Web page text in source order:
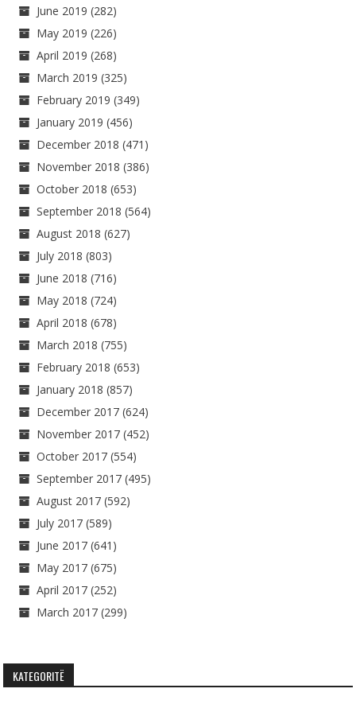
June 2019 (282)
May 2019 (226)
April 2019 (268)
March 2019 (325)
February 2019 (349)
January 2019 (456)
December 2018 (471)
November 2018 (386)
October 2018 (653)
September 2018 (564)
August 2018 (627)
July 2018 (803)
June 2018 (716)
May 2018 (724)
April 2018 (678)
March 2018 (755)
February 2018 (653)
January 2018 (857)
December 2017 (624)
November 2017 (452)
October 2017 (554)
September 2017 (495)
August 2017 (592)
July 2017 (589)
June 2017 (641)
May 2017 (675)
April 2017 (252)
March 2017 (299)
KATEGORITË